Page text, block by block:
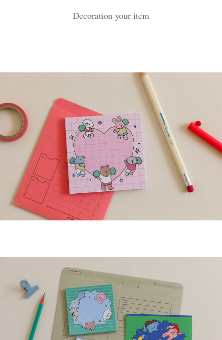
Decoration your item